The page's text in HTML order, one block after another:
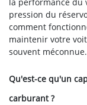
pression du
comment
maintenir votre
souvent méconnue.
Qu'est-ce qu'un
carburant ?